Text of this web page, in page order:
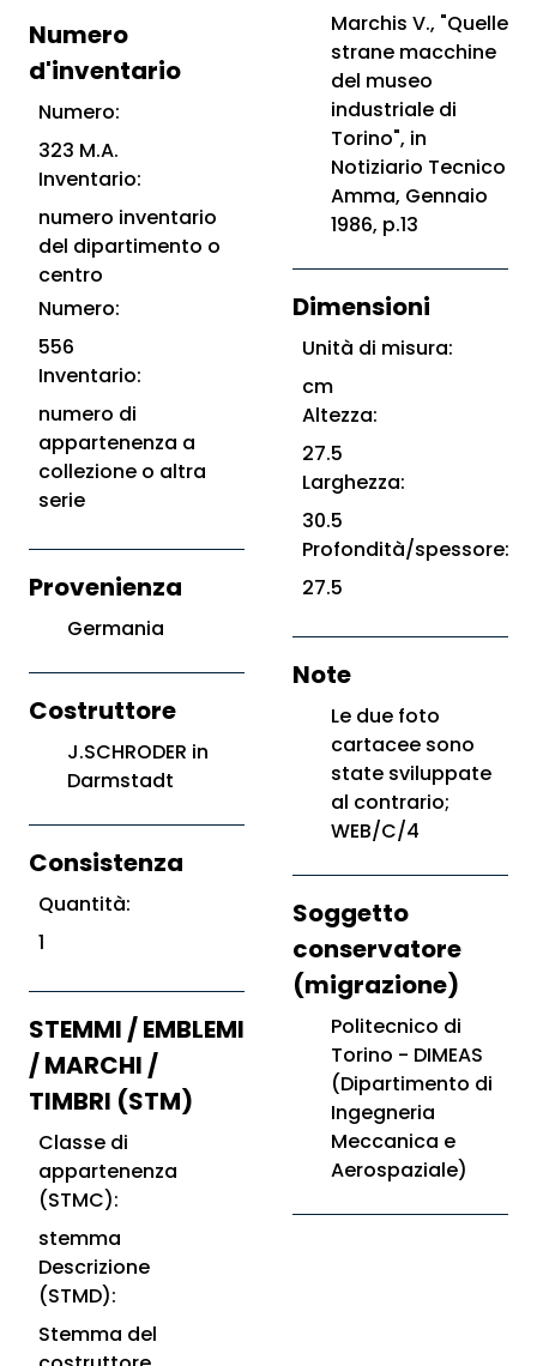
Numero
d'inventario
Numero:
323 M.A.
Inventario:
numero inventario
del dipartimento o
centro
Numero:
556
Inventario:
numero di
appartenenza a
collezione o altra
serie
Provenienza
Germania
Costruttore
J.SCHRODER in
Darmstadt
Consistenza
Quantità:
1
STEMMI / EMBLEMI
/ MARCHI /
TIMBRI (STM)
Classe di
appartenenza
(STMC):
stemma
Descrizione
(STMD):
Stemma del
Marchis V., "Quelle
strane macchine
del museo
industriale di
Torino", in
Notiziario Tecnico
Amma, Gennaio
1986, p.13
Dimensioni
Unità di misura:
cm
Altezza:
27.5
Larghezza:
30.5
Profondità/spessore:
27.5
Note
Le due foto
cartacee sono
state sviluppate
al contrario;
WEB/C/4
Soggetto
conservatore
(migrazione)
Politecnico di
Torino - DIMEAS
(Dipartimento di
Ingegneria
Meccanica e
Aerospaziale)